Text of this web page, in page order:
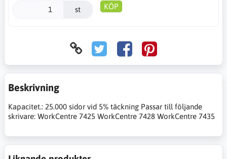
st KÖP
Beskrivning
Kapacitet.: 25.000 sidor vid 5% täckning Passar till följande
skrivare: WorkCentre 7425 WorkCentre 7428 WorkCentre 7435